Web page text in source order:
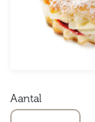
Aantal